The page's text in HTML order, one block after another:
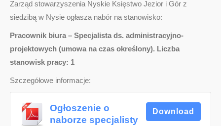
Zarząd stowarzyszenia Nyskie Księstwo Jezior i Gór z
siedzibą w Nysie ogłasza nabór na stanowisko:
Pracownik biura – Specjalista ds. administracyjno-
projektowych (umowa na czas określony). Liczba
stanowisk pracy: 1
Szczegółowe informacje:
Ogłoszenie o
naborze specjalisty
Download